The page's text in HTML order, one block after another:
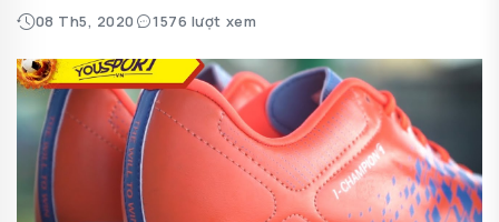
08 Th5, 2020 1576 lượt xem